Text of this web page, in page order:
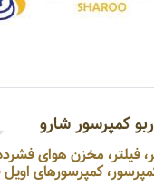
کمپرسور شارو
فیلتر، مخزن هوای
کمپرسورهای